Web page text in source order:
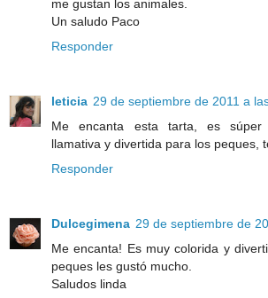
me gustan los animales.
Un saludo Paco
Responder
leticia 29 de septiembre de 2011 a
Me encanta esta tarta, es súper
llamativa y divertida para los peques,
Responder
Dulcegimena 29 de septiembre de
Me encanta! Es muy colorida y
peques les gustó mucho.
Saludos linda